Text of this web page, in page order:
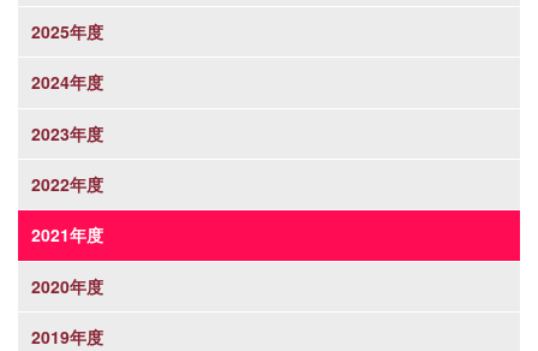
2025年度
2024年度
2023年度
2022年度
2021年度
2020年度
2019年度